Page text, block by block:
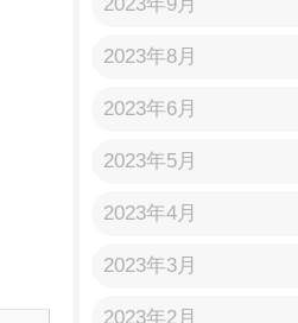
2023年8月
2023年6月
2023年5月
2023年4月
2023年3月
2023年2月